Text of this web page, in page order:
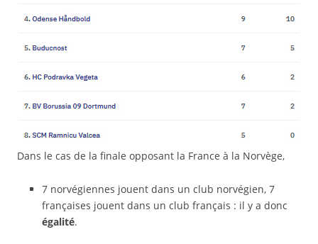
Dans le cas de la finale opposant la France à la Norvège,
7 norvégiennes jouent dans un club norvégien, 7
françaises jouent dans un club français : il y a donc
égalité.